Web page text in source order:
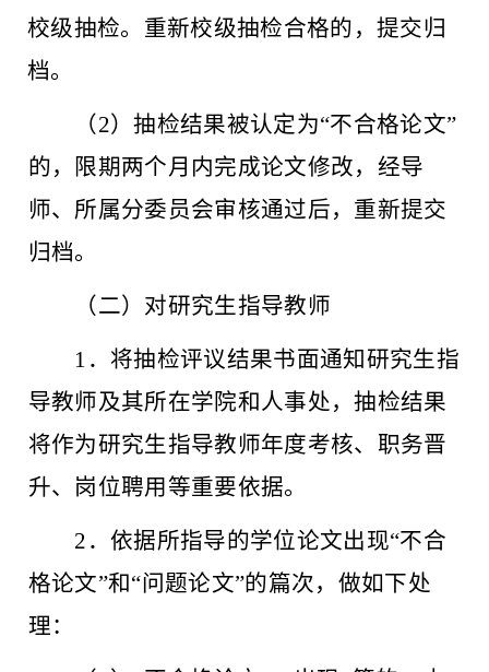
校级抽检。重新校级抽检合格的，提交归
档。
（ 2）抽检结果被认定为“不合格论文”
的，限期两个月内完成论文修改，经导
师、所属分委员会审核通过后，重新提交
归档。
（二）对研究生指导教师
1．将抽检评议结果书面通知研究生指
导教师及其所在学院和人事处，抽检结果
将作为研究生指导教师年度考核、职务晋
升、岗位聘用等重要依据。
2．依据所指导的学位论文出现“不合
格论文”和“问题论文”的篇次，做如下处
理：